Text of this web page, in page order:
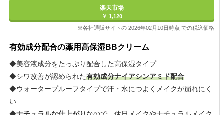
楽天市場
￥ 1,120
※各社通販サイトの 2026年02月10日時点 での税込価格
有効成分配合の薬用高保湿BBクリーム
◆美容液成分をたっぷり配合した高保湿タイプ
◆シワ改善が認められた有効成分ナイアシンアミド配合
◆ウォータープルーフタイプで汗・水につよくメイクが崩れにく
い